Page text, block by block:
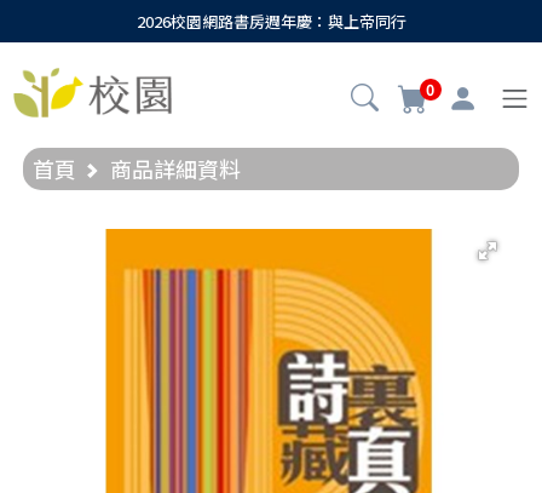
2026校園網路書房週年慶：與上帝同行
0
首頁 商品詳細資料